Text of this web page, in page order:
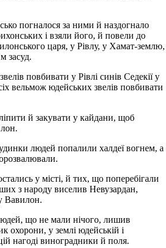
погналося за ними й наздогнало
і взяли його, й повели до
царя, у Рівлу, у Хамат-землю,
засуд.
повбивати у Рівлі синів Седекії у
вельмож юдейських звелів повбивати
й закувати у кайдани, щоб
людей попалили халдеї вогнем, а
у місті, й тих, що поперебігали
з народу виселив Невузардан,
Вавилон.
що не мали нічого, лишив
охорони, у землі юдейській і
нагоді виноградники й поля.